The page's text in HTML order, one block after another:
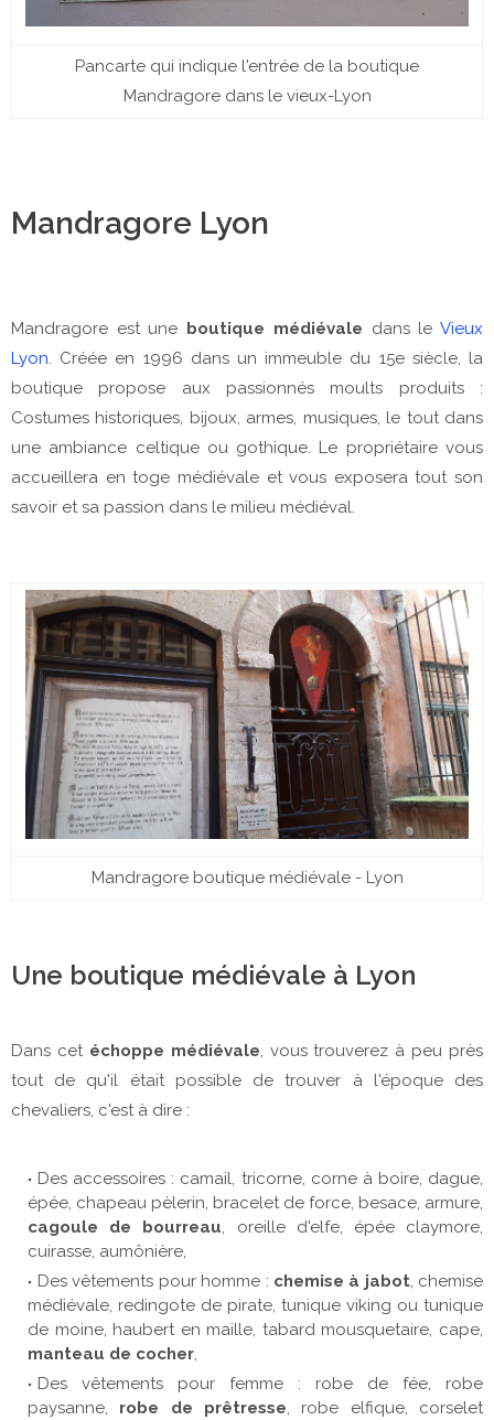
Pancarte qui indique l'entrée de la boutique
Mandragore dans le vieux-Lyon
Mandragore Lyon
Mandragore est une boutique médiévale dans leVieux
Lyon . Créée en 1996 dans un immeuble du 15e siècle, la
boutique propose aux passionnés moults produits :
Costumes historiques, bijoux, armes, musiques, le tout dans
une ambiance celtique ou gothique. Le propriétaire vous
accueillera en toge médiévale et vous exposera tout son
savoir et sa passion dans le milieu médiéval.
Mandragore boutique médiévale - Lyon
Une boutique médiévale à Lyon
Dans cet échoppe médiévale , vous trouverez à peu près
tout de qu'il était possible de trouver à l'époque des
chevaliers, c'est à dire :
Des accessoires : camail, tricorne, corne à boire, dague,
épée, chapeau pèlerin, bracelet de force, besace, armure,
cagoule de bourreau , oreille d'elfe, épée claymore,
cuirasse, aumônière,
Des vêtements pour homme : chemise à jabot, chemise
médiévale, redingote de pirate, tunique viking ou tunique
de moine, haubert en maille, tabard mousquetaire, cape,
manteau de cocher
Des vêtements pour femme : robe de fée, robe
paysanne, robe de prêtresse , robe elfique, corselet